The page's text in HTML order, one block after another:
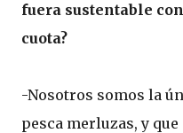
fuera sustentable
cuota?
-Nosotros somos la
pesca merluzas, y